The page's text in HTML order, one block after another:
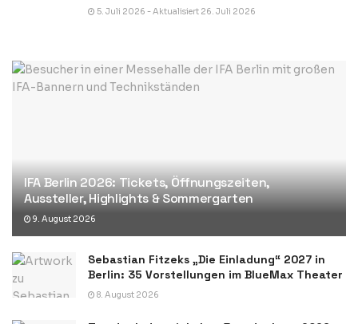
5. Juli 2026 - Aktualisiert 26. Juli 2026
IFA Berlin 2026: Tickets, Öffnungszeiten,
Aussteller, Highlights & Sommergarten
9. August 2026
Sebastian Fitzeks „Die Einladung“ 2027 in
Berlin: 35 Vorstellungen im BlueMax Theater
8. August 2026